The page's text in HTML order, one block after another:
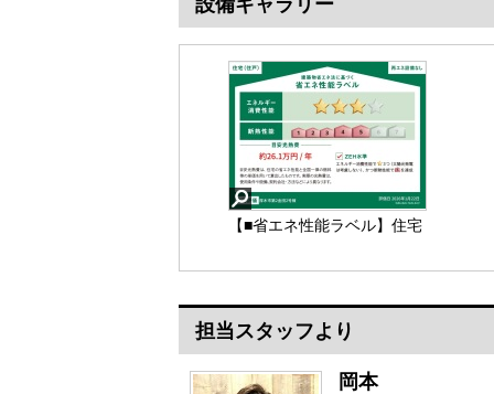
【■省エネ性能ラベル】
【■省エネ性能ラベル】住宅
ネルギー消費性能・断熱性
星の数やマークで分かりや
すく表示し、消費者が性能
を比較検討しやすくするた
めのラベルです。
担当スタッフより
岡本